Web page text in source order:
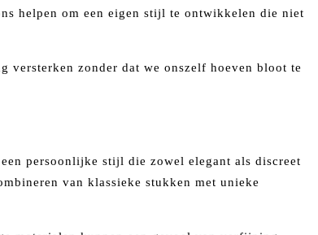
helpen om een eigen stijl te ontwikkelen die niet
versterken zonder dat we onszelf hoeven bloot te
persoonlijke stijl die zowel elegant als discreet
van klassieke stukken met unieke